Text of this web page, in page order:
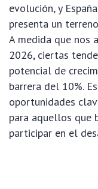
evolución, y
presenta un
A medida que nos
2026, ciertas
potencial de
barrera del 10%.
oportunidades
para aquellos que
participar en el